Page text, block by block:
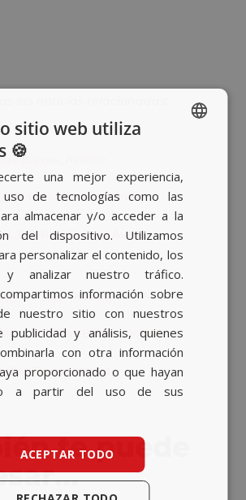
te puede
BASQUE
ENGLISH
sitio web utiliza
🍪
una mejor experiencia,
uso de tecnologías como las
almacenar y/o acceder a la
del dispositivo. Utilizamos
personalizar el contenido, los
y analizar nuestro tráfico.
información sobre
nuestro sitio con nuestros
publicidad y análisis, quienes
con otra información
proporcionado o que hayan
a partir del uso de sus
ACEPTAR TODO